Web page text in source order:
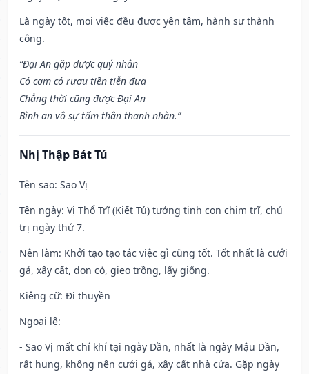
Là ngày tốt, mọi việc đều được yên tâm, hành sự thành
công.
“Đại An gặp được quý nhân
Có cơm có rượu tiền tiễn đưa
Chẳng thời cũng được Đại An
Bình an vô sự tấm thân thanh nhàn.”
Nhị Thập Bát Tú
Tên sao: Sao Vị
Tên ngày: Vị Thổ Trĩ (Kiết Tú) tướng tinh con chim trĩ, chủ
trị ngày thứ 7.
Nên làm: Khởi tạo tạo tác việc gì cũng tốt. Tốt nhất là cưới
gả, xây cất, dọn cỏ, gieo trồng, lấy giống.
Kiêng cữ: Đi thuyền
Ngoại lệ:
- Sao Vị mất chí khí tại ngày Dần, nhất là ngày Mậu Dần,
rất hung, không nên cưới gả, xây cất nhà cửa. Gặp ngày